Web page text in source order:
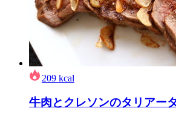
209 kcal
牛肉とクレソンのタリアー